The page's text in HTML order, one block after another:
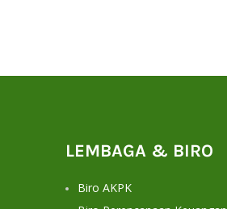
LEMBAGA & BIRO
Biro AKPK